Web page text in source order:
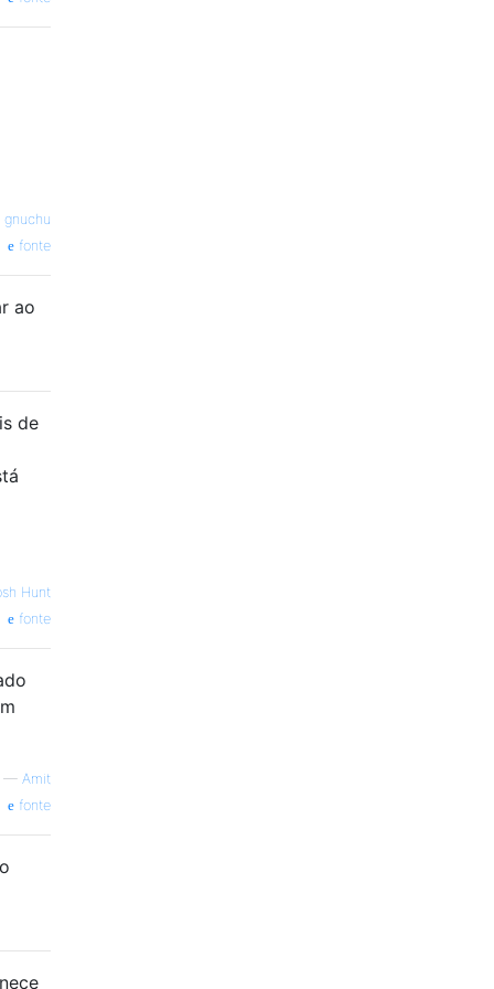
gnuchu
fonte
ao
de
Hunt
fonte
— Amit
fonte